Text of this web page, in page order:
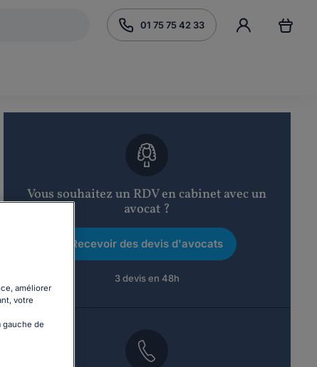
01 75 75 42 33
Vous souhaitez un RDV en cabinet avec un
avocat ?
Recevoir des devis d'avocats
3 devis en 48h
améliorer
votre
gauche de